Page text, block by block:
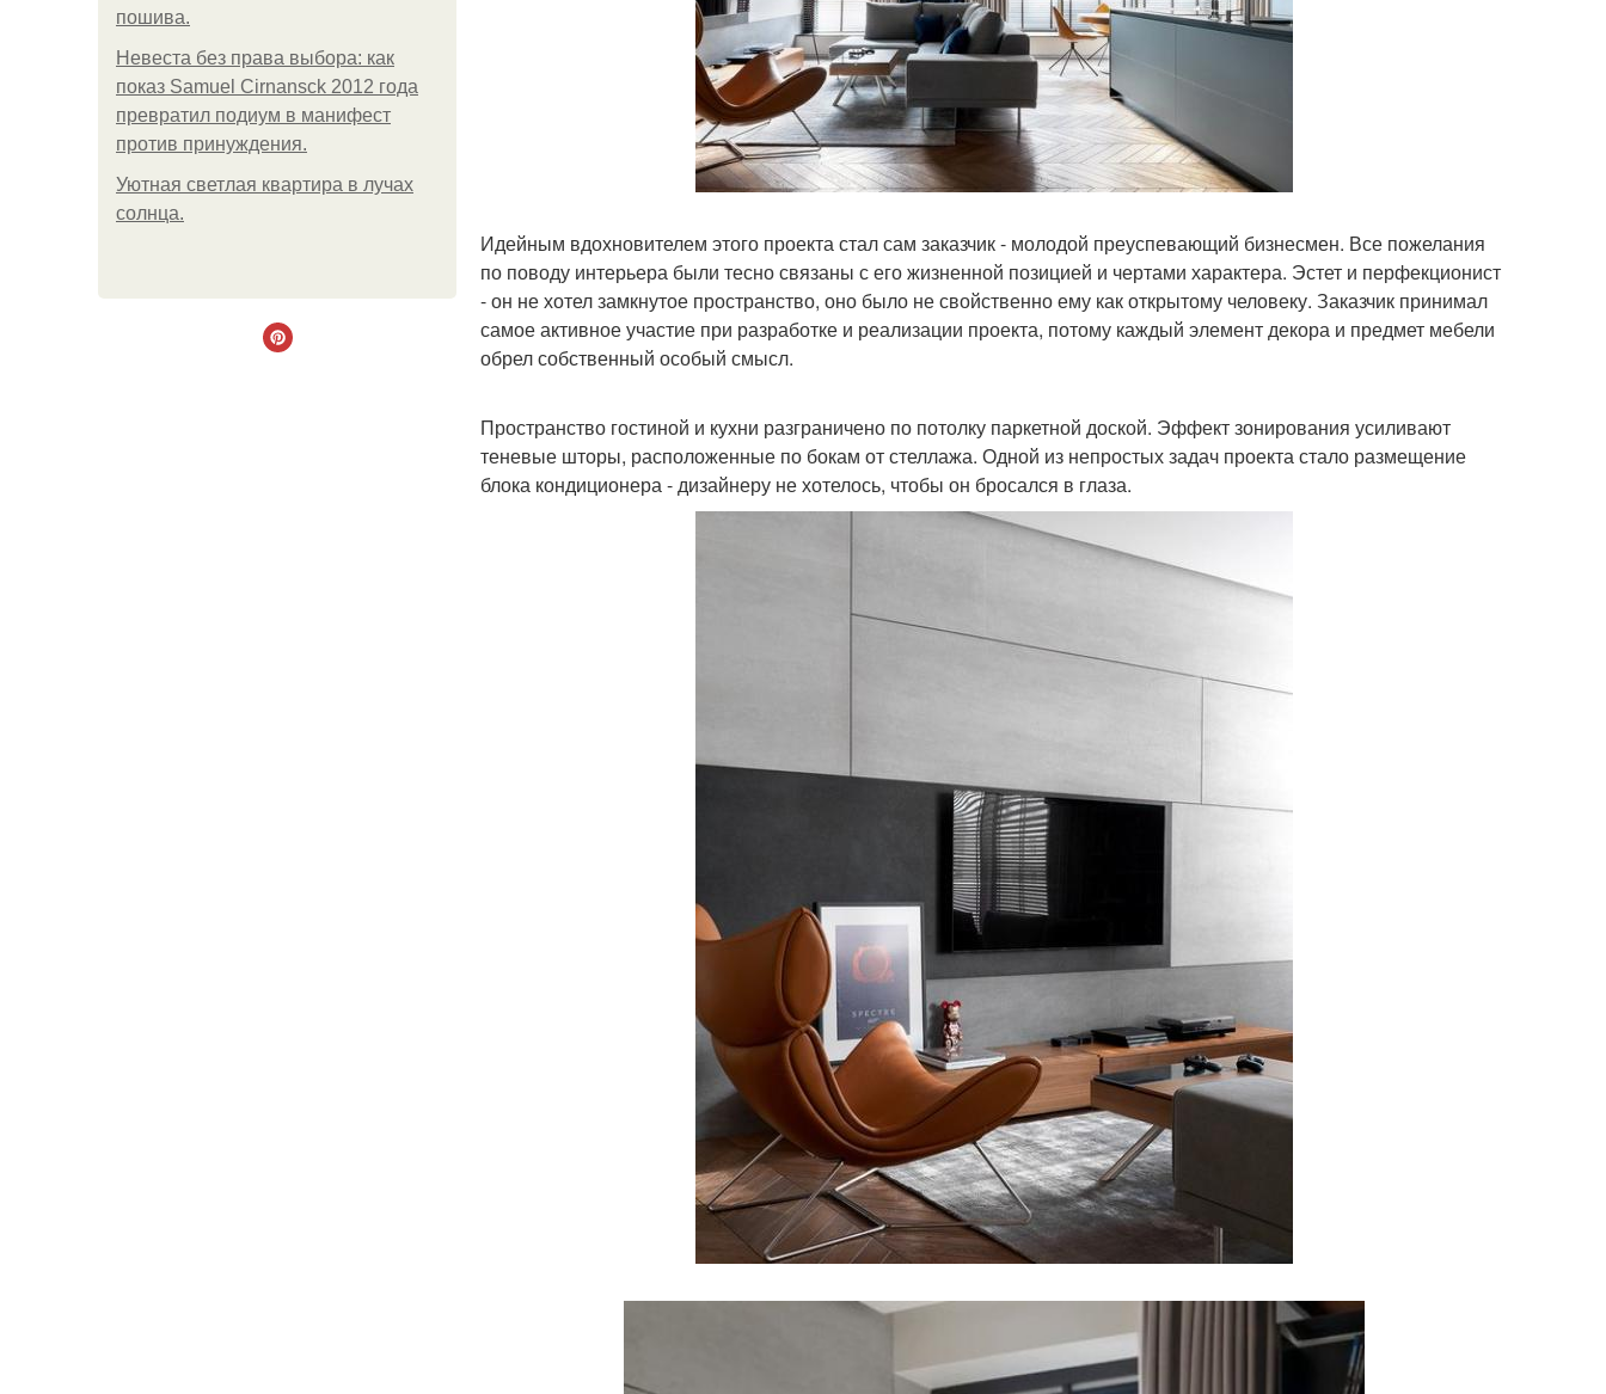
пошива.
Невеста без права выбора: как
показ Samuel Cirnansck 2012 года
превратил подиум в манифест
против принуждения.
Уютная светлая квартира в лучах
солнца.
Идейным вдохновителем этого проекта стал сам заказчик - молодой преуспевающий бизнесмен. Все пожелания
по поводу интерьера были тесно связаны с его жизненной позицией и чертами характера. Эстет и перфекционист
- он не хотел замкнутое пространство, оно было не свойственно ему как открытому человеку. Заказчик принимал
самое активное участие при разработке и реализации проекта, потому каждый элемент декора и предмет мебели
обрел собственный особый смысл.
Пространство гостиной и кухни разграничено по потолку паркетной доской. Эффект зонирования усиливают
теневые шторы, расположенные по бокам от стеллажа. Одной из непростых задач проекта стало размещение
блока кондиционера - дизайнеру не хотелось, чтобы он бросался в глаза.